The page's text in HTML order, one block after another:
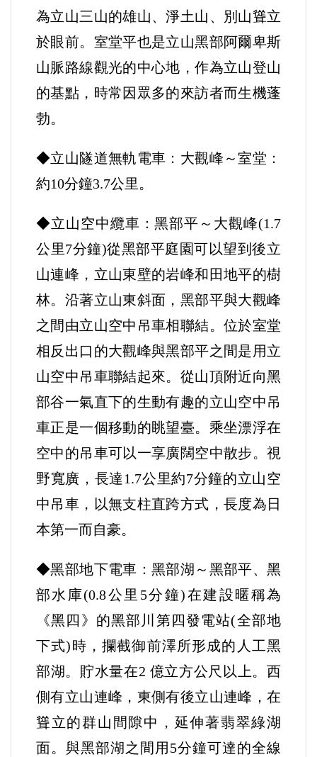
為立山三山的雄山、淨土山、別山聳立
於眼前。室堂平也是立山黑部阿爾卑斯
山脈路線觀光的中心地，作為立山登山
的基點，時常因眾多的來訪者而生機蓬
勃。
◆立山隧道無軌電車：大觀峰～室堂：
約10分鐘3.7公里。
◆立山空中纜車：黑部平～大觀峰(1.7
公里7分鐘)從黑部平庭園可以望到後立
山連峰，立山東壁的岩峰和田地平的樹
林。沿著立山東斜面，黑部平與大觀峰
之間由立山空中吊車相聯結。位於室堂
相反出口的大觀峰與黑部平之間是用立
山空中吊車聯結起來。從山頂附近向黑
部谷一氣直下的生動有趣的立山空中吊
車正是一個移動的眺望臺。乘坐漂浮在
空中的吊車可以一享廣闊空中散步。視
野寬廣，長達1.7公里約7分鐘的立山空
中吊車，以無支柱直跨方式，長度為日
本第一而自豪。
◆黑部地下電車：黑部湖～黑部平、黑
部水庫(0.8公里5分鐘)在建設暱稱為
《黑四》的黑部川第四發電站(全部地
下式)時，攔截御前澤所形成的人工黑
部湖。貯水量在2 億立方公尺以上。西
側有立山連峰，東側有後立山連峰，在
聳立的群山間隙中，延伸著翡翠綠湖
面。與黑部湖之間用5分鐘可達的全線